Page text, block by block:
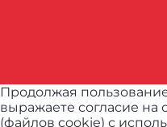
Продолжая
выражаете согласие
(файлов cookie) с